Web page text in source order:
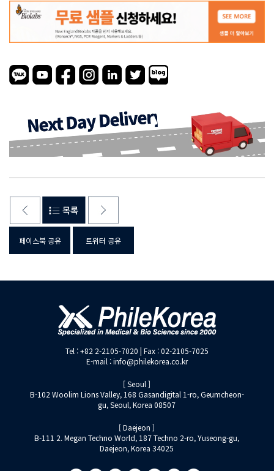
페이스북 공유 트위터 공유
Tel : +82 2-2105-7020 | Fax : 02-2105-7025
E-mail : info@philekorea.co.kr
[ Seoul ]
B-102 Woolim Lions Valley, 168 Gasandigital 1-ro, Geumcheon-
gu, Seoul, Korea 08507
[ Daejeon ]
B-111 2. Megan Techno World, 187 Techno 2-ro, Yuseong-gu,
Daejeon, Korea 34025